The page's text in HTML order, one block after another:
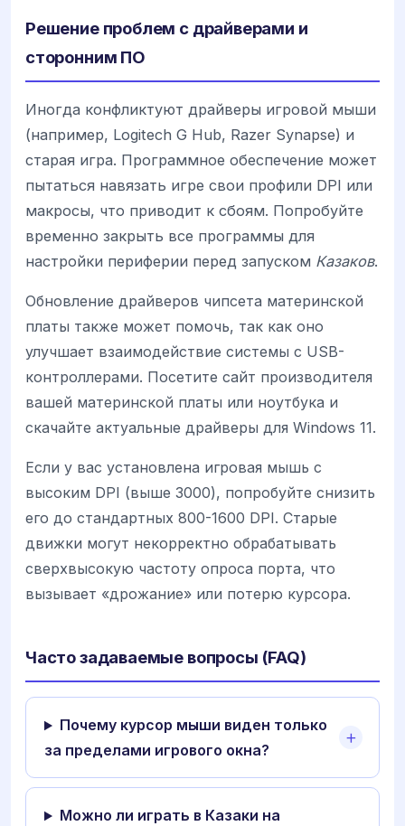
Решение проблем с драйверами и
сторонним ПО
Иногда конфликтуют драйверы игровой мыши
(например, Logitech G Hub, Razer Synapse) и
старая игра. Программное обеспечение может
пытаться навязать игре свои профили DPI или
макросы, что приводит к сбоям. Попробуйте
временно закрыть все программы для
настройки периферии перед запуском Казаков.
Обновление драйверов чипсета материнской
платы также может помочь, так как оно
улучшает взаимодействие системы с USB-
контроллерами. Посетите сайт производителя
вашей материнской платы или ноутбука и
скачайте актуальные драйверы для Windows 11.
Если у вас установлена игровая мышь с
высоким DPI (выше 3000), попробуйте снизить
его до стандартных 800-1600 DPI. Старые
движки могут некорректно обрабатывать
сверхвысокую частоту опроса порта, что
вызывает «дрожание» или потерю курсора.
Часто задаваемые вопросы (FAQ)
Почему курсор мыши виден только
за пределами игрового окна?
Можно ли играть в Казаки на